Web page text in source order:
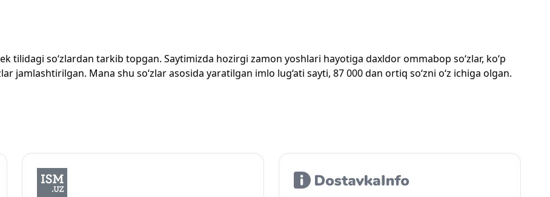
tilidagi so‘zlardan tarkib topgan. Saytimizda hozirgi zamon yoshlari hayotiga daxldor ommabop so‘zlar, ko‘p
jamlashtirilgan. Mana shu so‘zlar asosida yaratilgan imlo lug‘ati sayti, 87 000 dan ortiq so‘zni o‘z ichiga olgan.